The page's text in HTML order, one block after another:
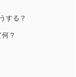
する？
？